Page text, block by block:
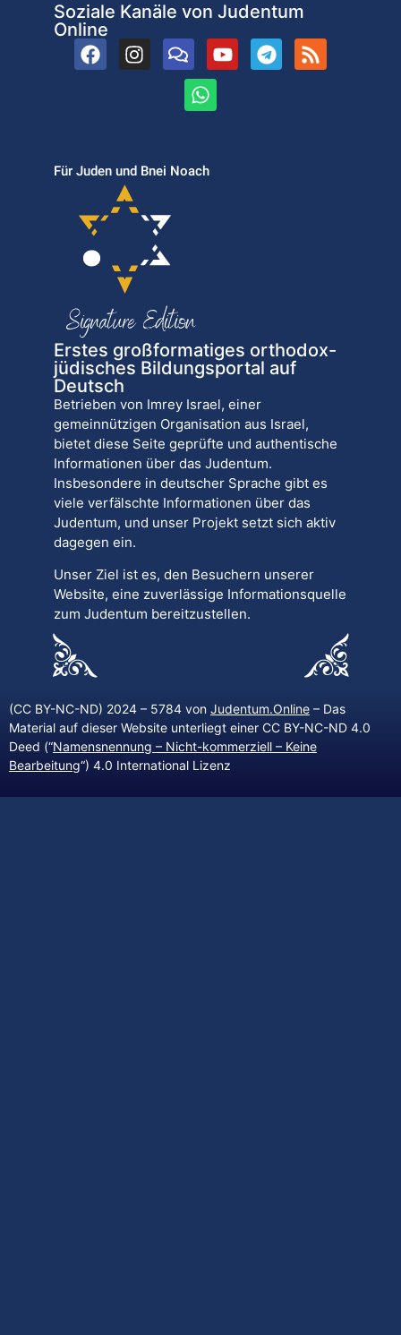
Soziale Kanäle von Judentum
Online
Für Juden und Bnei Noach
Erstes großformatiges orthodox-
jüdisches Bildungsportal auf
Deutsch
Betrieben von Imrey Israel, einer
gemeinnützigen Organisation aus Israel,
bietet diese Seite geprüfte und authentische
Informationen über das Judentum.
Insbesondere in deutscher Sprache gibt es
viele verfälschte Informationen über das
Judentum, und unser Projekt setzt sich aktiv
dagegen ein.
Unser Ziel ist es, den Besuchern unserer
Website, eine zuverlässige Informationsquelle
zum Judentum bereitzustellen.
(CC BY-NC-ND) 2024 – 5784 von Judentum.Online – Das
Material auf dieser Website unterliegt einer CC BY-NC-ND 4.0
Deed (“Namensnennung – Nicht-kommerziell – Keine
Bearbeitung“) 4.0 International Lizenz